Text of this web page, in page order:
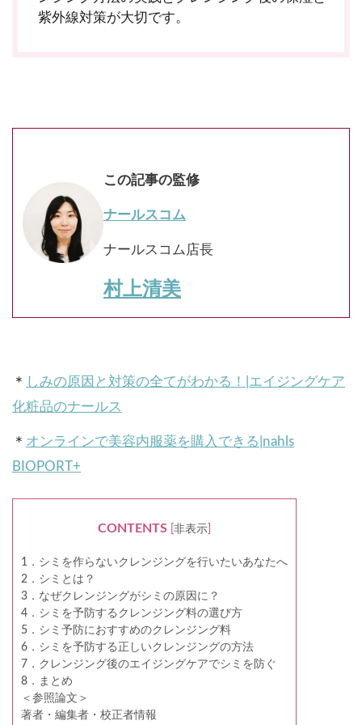
紫外線対策が大切です。
この記事の監修
ナールスコム
ナールスコム店長
村上清美
＊ しみの原因と対策の全てがわかる！|エイジングケア
化粧品のナールス
＊ オンラインで美容内服薬を購入できる|nahls
BIOPORT+
CONTENTS 非表示
1．シミを作らないクレンジングを行いたいあなたへ
2．シミとは？
3．なぜクレンジングがシミの原因に？
4．シミを予防するクレンジング料の選び方
5．シミ予防におすすめのクレンジング料
6．シミを予防する正しいクレンジングの方法
7．クレンジング後のエイジングケアでシミを防ぐ
8．まとめ
＜参照論文＞
著者・編集者・校正者情報